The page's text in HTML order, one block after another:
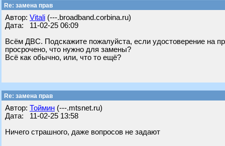
Re: замена прав
Автор: Vitali (---.broadband.corbina.ru)
Дата: 11-02-25 06:09
Всём ДВС. Подскажите пожалуйста, если удостоверение на
просрочено, что нужно для замены?
Всë как обычно, или, что то ещё?
Re: замена прав
Автор: Тоймин (---.mtsnet.ru)
Дата: 11-02-25 13:58
Ничего страшного, даже вопросов не задают